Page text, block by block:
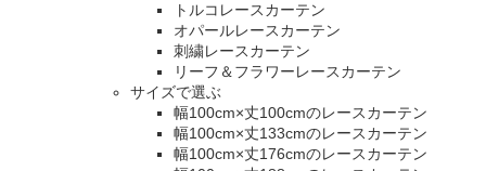
トルコレースカーテン
オパールレースカーテン
刺繍レースカーテン
リーフ＆フラワーレースカーテン
サイズで選ぶ
幅100cm×丈100cmのレースカーテン
幅100cm×丈133cmのレースカーテン
幅100cm×丈176cmのレースカーテン